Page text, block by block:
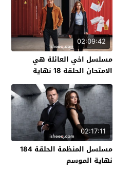
02:09:42
مسلسل اخي العائلة هي
الامتحان الحلقة 18 نهاية
الموسم
02:17:11
مسلسل المنظمة الحلقة 184
نهاية الموسم